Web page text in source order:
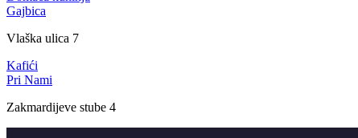
Gajbica
Vlaška ulica 7
Kafići
Pri Nami
Zakmardijeve stube 4